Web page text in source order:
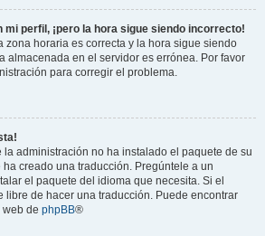
mi perfil, ¡pero la hora sigue siendo incorrecto!
zona horaria es correcta y la hora sigue siendo
almacenada en el servidor es errónea. Por favor
para corregir el problema.
la administración no ha instalado el paquete de su
creado una traducción. Pregúntele a un
el paquete del idioma que necesita. Si el
libre de hacer una traducción. Puede encontrar
de phpBB®